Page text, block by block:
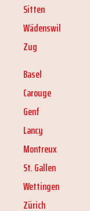
Sitten
Wädenswil
Zug
Basel
Carouge
Genf
Lancy
Montreux
St. Gallen
Wettingen
Zürich